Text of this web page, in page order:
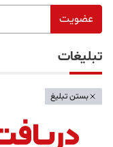
عضویت
تبلیغات
بستن تبلیغ